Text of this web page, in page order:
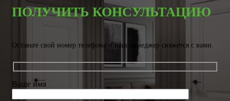
ПОЛУЧИТЬ КОНСУЛЬТАЦИЮ
Оставьте свой номер телефона и наш менеджер свяжется с вами.
Ваше имя